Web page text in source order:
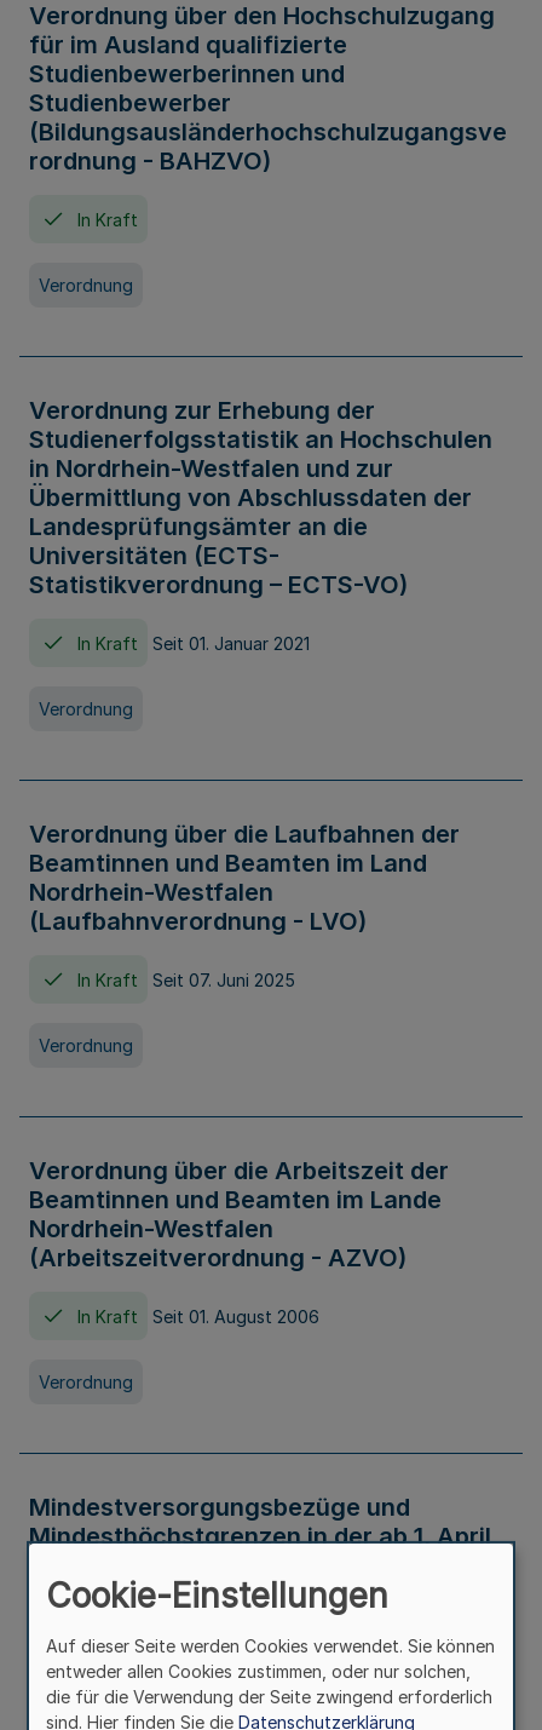
Verordnung über den Hochschulzugang
für im Ausland qualifizierte
Studienbewerberinnen und
Studienbewerber
(Bildungsausländerhochschulzugangsve
rordnung - BAHZVO)
In Kraft
Verordnung
Verordnung zur Erhebung der
Studienerfolgsstatistik an Hochschulen
in Nordrhein-Westfalen und zur
Übermittlung von Abschlussdaten der
Landesprüfungsämter an die
Universitäten (ECTS-
Statistikverordnung – ECTS-VO)
In Kraft Seit 01. Januar 2021
Verordnung
Verordnung über die Laufbahnen der
Beamtinnen und Beamten im Land
Nordrhein-Westfalen
(Laufbahnverordnung - LVO)
In Kraft Seit 07. Juni 2025
Verordnung
Verordnung über die Arbeitszeit der
Beamtinnen und Beamten im Lande
Nordrhein-Westfalen
(Arbeitszeitverordnung - AZVO)
In Kraft Seit 01. August 2006
Verordnung
Mindestversorgungsbezüge und
Mindesthöchstgrenzen in der ab 1. April
Verwaltungsvorschrift
Cookie-Einstellungen
Auf dieser Seite werden Cookies verwendet. Sie können
entweder allen Cookies zustimmen, oder nur solchen,
die für die Verwendung der Seite zwingend erforderlich
sind. Hier finden Sie die Datenschutzerklärung